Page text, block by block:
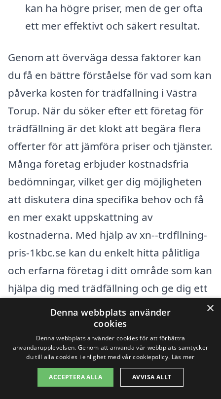
kan ha högre priser, men de ger ofta
ett mer effektivt och säkert resultat.
Genom att överväga dessa faktorer kan
du få en bättre förståelse för vad som kan
påverka kosten för trädfällning i Västra
Torup. När du söker efter ett företag för
trädfällning är det klokt att begära flera
offerter för att jämföra priser och tjänster.
Många företag erbjuder kostnadsfria
bedömningar, vilket ger dig möjligheten
att diskutera dina specifika behov och få
en mer exakt uppskattning av
kostnaderna. Med hjälp av xn--trdfllning-
pris-1kbc.se kan du enkelt hitta pålitliga
och erfarna företag i ditt område som kan
hjälpa dig med trädfällning och ge dig ett
bra erbjudande. Tveka inte att fylla i en
förfrågan för att få erbjudanden som
passar just dina behov.
Få 3 erbjudanden, gratis och utan
×
Denna webbplats använder
cookies
Denna webbplats använder cookies för att förbättra
användarupplevelsen. Genom att använda vår webbplats samtycker
du till alla cookies i enlighet med vår cookiepolicy. Läs mer
ACCEPTERA ALLA AVVISA ALLT